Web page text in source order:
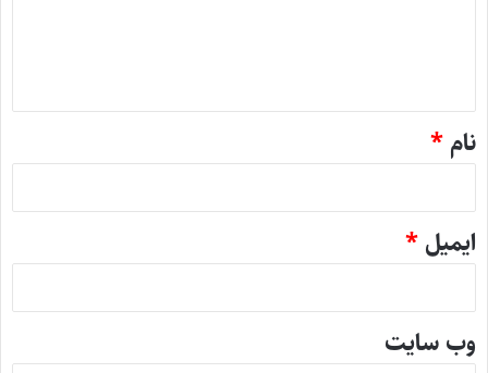
نام *
ایمیل *
وب‌ سایت